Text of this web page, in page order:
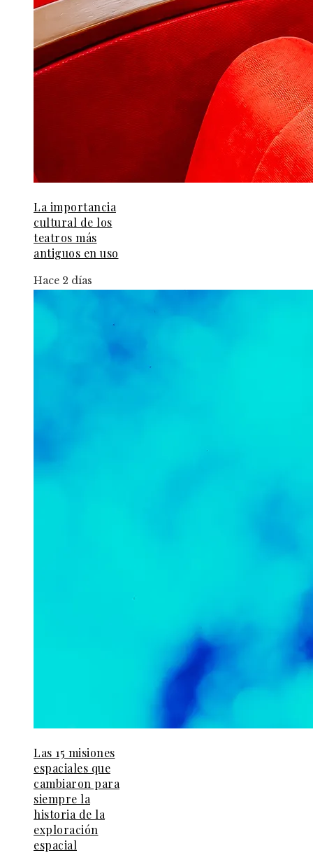
La importancia
cultural de los
teatros más
antiguos en uso
Hace 2 días
Las 15 misiones
espaciales que
cambiaron para
siempre la
historia de la
exploración
espacial